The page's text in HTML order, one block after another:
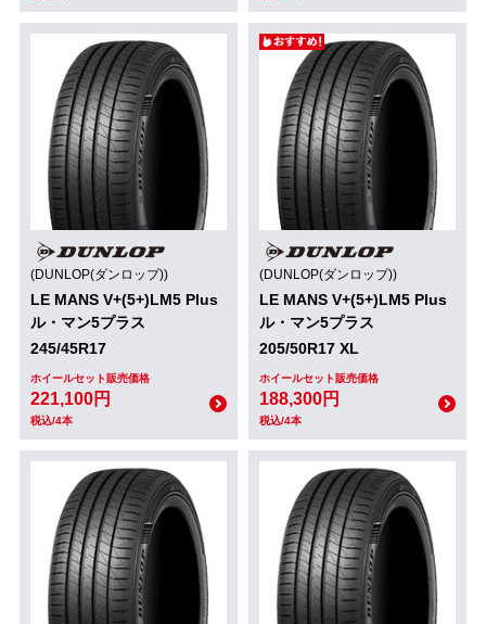
(DUNLOP(ダンロップ))
LE MANS V+(5+)LM5 Plus
ル・マン5プラス
245/45R17
ホイールセット販売価格
221,100円
税込/4本
(DUNLOP(ダンロップ))
LE MANS V+(5+)LM5 Plus
ル・マン5プラス
205/50R17 XL
ホイールセット販売価格
188,300円
税込/4本